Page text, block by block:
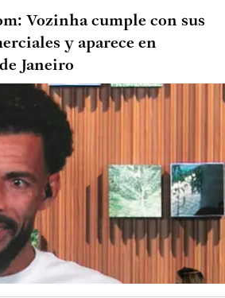
Vozinha cumple con sus
y aparece en
Janeiro